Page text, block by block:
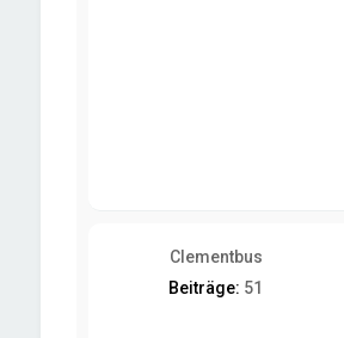
Clementbus
Beiträge: 51